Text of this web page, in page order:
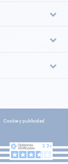
Cookie y publicidad